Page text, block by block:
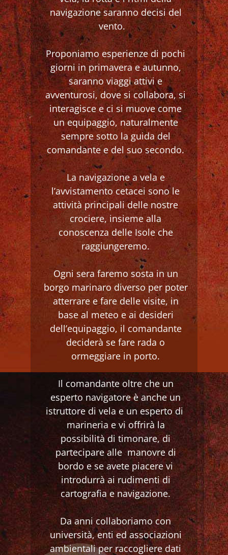
navigazione saranno decisi del
vento.
Proponiamo esperienze di pochi
giorni in primavera e autunno,
saranno viaggi attivi e
avventurosi, dove si collabora, si
interagisce e ci si muove come
un equipaggio, naturalmente
sempre sotto la guida del
comandante e del suo secondo.
La navigazione a vela e
l’avvistamento cetacei sono le
attività principali delle nostre
crociere, insieme alla
conoscenza delle Isole che
raggiungeremo.
Ogni sera faremo sosta in un
borgo marinaro diverso per poter
atterrare e fare delle visite, in
base al meteo e ai desideri
dell’equipaggio, il comandante
deciderà se fare rada o
ormeggiare in porto.
Il comandante oltre che un
esperto navigatore è anche un
istruttore di vela e un esperto di
marineria e vi offrirà la
possibilità di timonare, di
partecipare alle manovre di
bordo e se avete piacere vi
introdurrà ai rudimenti di
cartografia e navigazione.
Da anni collaboriamo con
università, enti ed associazioni
ambientali per raccogliere dati